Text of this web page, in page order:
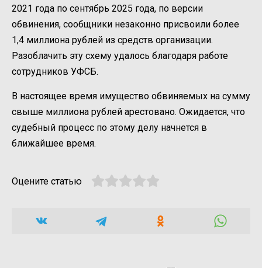
2021 года по сентябрь 2025 года, по версии
обвинения, сообщники незаконно присвоили более
1,4 миллиона рублей из средств организации.
Разоблачить эту схему удалось благодаря работе
сотрудников УФСБ.
В настоящее время имущество обвиняемых на сумму
свыше миллиона рублей арестовано. Ожидается, что
судебный процесс по этому делу начнется в
ближайшее время.
Оцените статью